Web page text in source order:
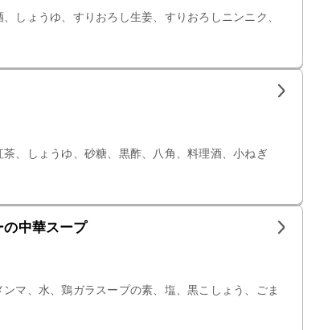
しょうゆ、すりおろし生姜、すりおろしニンニク、
、しょうゆ、砂糖、黒酢、八角、料理酒、小ねぎ
中華スープ
マ、水、鶏ガラスープの素、塩、黒こしょう、ごま